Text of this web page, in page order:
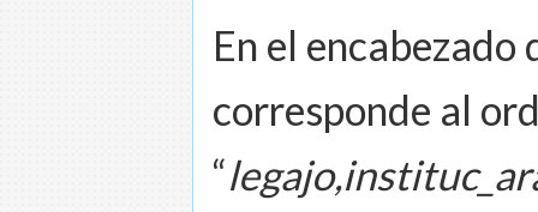
En el
corresponde al
“